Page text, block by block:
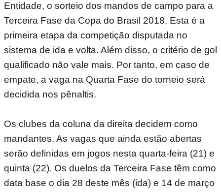
Entidade, o sorteio dos mandos de campo para a
Terceira Fase da Copa do Brasil 2018. Esta é a
primeira etapa da competição disputada no
sistema de ida e volta. Além disso, o critério de gol
qualificado não vale mais. Por tanto, em caso de
empate, a vaga na Quarta Fase do torneio será
decidida nos pênaltis.
Os clubes da coluna da direita decidem como
mandantes. As vagas que ainda estão abertas
serão definidas em jogos nesta quarta-feira (21) e
quinta (22). Os duelos da Terceira Fase têm como
data base o dia 28 deste mês (ida) e 14 de março